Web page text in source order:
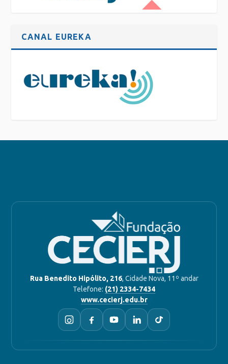
CANAL EUREKA
Rua Benedito Hipólito, 216, Cidade Nova, 11º andar
Telefone: (21) 2334-7434
www.cecierj.edu.br